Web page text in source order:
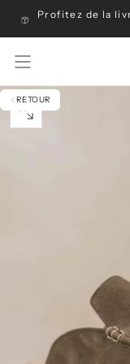
Passer
au
Profitez de la
RETOUR
OUVRIR